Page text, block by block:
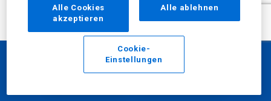
Alle Cookies
akzeptieren
Alle ablehnen
Cookie-
Einstellungen
Nachname
E-Mail Anrufen